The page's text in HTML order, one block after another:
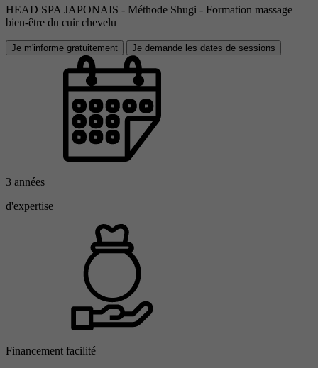
HEAD SPA JAPONAIS - Méthode Shugi - Formation massage
bien-être du cuir chevelu
Je m'informe gratuitement Je demande les dates de sessions
3 années
d'expertise
Financement facilité